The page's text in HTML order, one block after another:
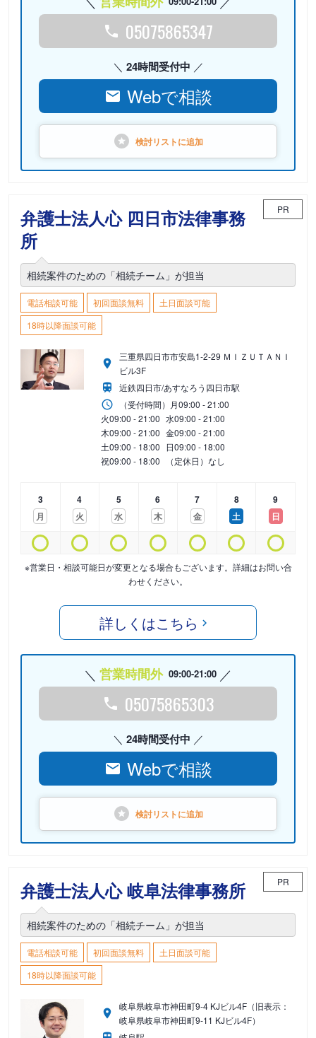
05075865347
24時間受付中
Webで相談
検討リストに追加
弁護士法人心 四日市法律事務
所
PR
相続案件のための「相続チーム」が担当
電話相談可能 初回面談無料
土日面談可能
18時以降面談可能
三重県四日市市安島1-2-29 ＭＩＺＵＴＡＮＩ
ビル3F
近鉄四日市/あすなろう四日市駅
（受付時間） 月09:00 - 21:00
火09:00 - 21:00 水09:00 - 21:00
木09:00 - 21:00 金09:00 - 21:00
土09:00 - 18:00 日09:00 - 18:00
祝09:00 - 18:00 （定休日）なし
3
月
4
火
5
水
6
木
7
金
8
土
9
日
※営業日・相談可能日が変更となる場合もございます。詳細はお問い合
わせください。
詳しくはこちら
営業時間外 09:00-21:00
05075865303
24時間受付中
Webで相談
検討リストに追加
弁護士法人心 岐阜法律事務所 PR
相続案件のための「相続チーム」が担当
電話相談可能 初回面談無料
土日面談可能
18時以降面談可能
岐阜県岐阜市神田町9-4 KJビル4F（旧表示：
岐阜県岐阜市神田町9-11 KJビル4F）